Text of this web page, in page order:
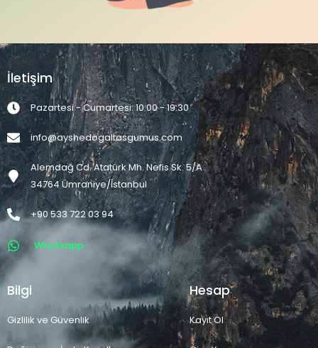
İletişim
Pazartesi - Cumartesi: 10:00 - 19:30
info@ayshedogaltasgumus.com
Alemdağ Cd. Atatürk Mh. Nefis Sk. 5/A
34764 Ümraniye/İstanbul
+90 533 722 03 94
Whatsapp
Bilgi
Gizlilik ve Güvenlik
Hesap
Kayıt Ol